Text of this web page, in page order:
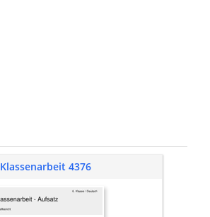
Klassenarbeit 4376